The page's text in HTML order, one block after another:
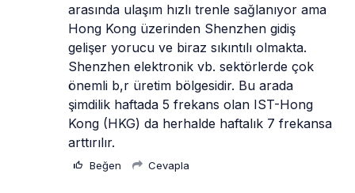
arasında ulaşım hızlı trenle sağlanıyor ama
Hong Kong üzerinden Shenzhen gidiş
gelişer yorucu ve biraz sıkıntılı olmakta.
Shenzhen elektronik vb. sektörlerde çok
önemli b,r üretim bölgesidir. Bu arada
şimdilik haftada 5 frekans olan IST-Hong
Kong (HKG) da herhalde haftalık 7 frekansa
arttırılır.
Beğen Cevapla